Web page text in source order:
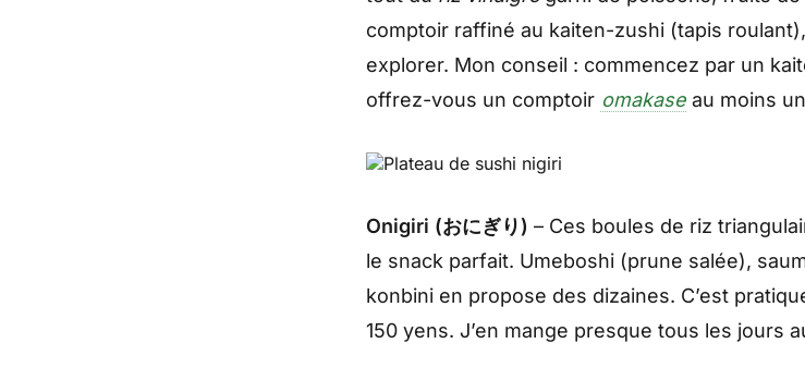
comptoir raffiné au kaiten-zushi (tapis
explorer. Mon conseil : commencez par un
offrez-vous un comptoir omakase au moins
Onigiri (おにぎり) – Ces boules de riz
le snack parfait. Umeboshi (prune salée),
konbini en propose des dizaines. C’est
150 yens. J’en mange presque tous les jours